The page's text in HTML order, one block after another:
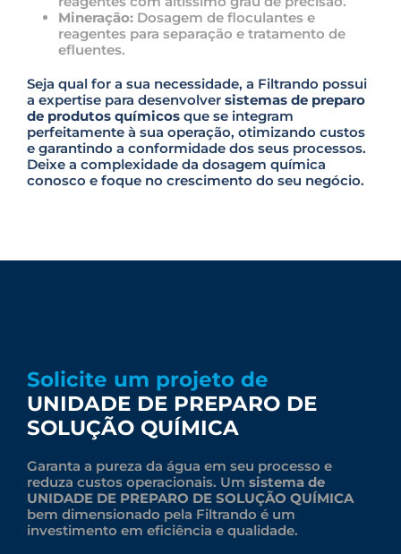
Mineração: Dosagem de floculantes e
reagentes para separação e tratamento de
efluentes.
Seja qual for a sua necessidade, a Filtrando possui
a expertise para desenvolver sistemas de preparo
de produtos químicos que se integram
perfeitamente à sua operação, otimizando custos
e garantindo a conformidade dos seus processos.
Deixe a complexidade da dosagem química
conosco e foque no crescimento do seu negócio.
Solicite um projeto de
UNIDADE DE PREPARO DE
SOLUÇÃO QUÍMICA
Garanta a pureza da água em seu processo e
reduza custos operacionais. Um sistema de
UNIDADE DE PREPARO DE SOLUÇÃO QUÍMICA
bem dimensionado pela Filtrando é um
investimento em eficiência e qualidade.